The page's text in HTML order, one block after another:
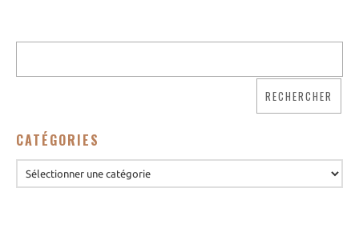
CATÉGORIES